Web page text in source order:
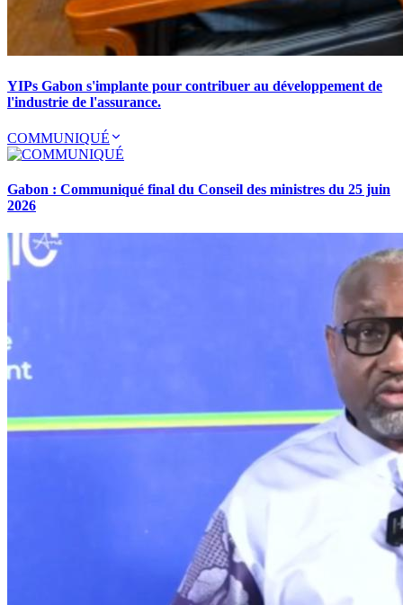
YIPs Gabon s'implante pour contribuer au développement de
l'industrie de l'assurance.
COMMUNIQUÉ
Gabon : Communiqué final du Conseil des ministres du 25 juin
2026